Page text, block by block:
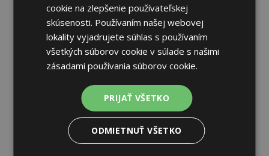
Pneumatiky
Vyberte si kvalitné pneumatikypre bezpečnú,
komfortnú a úspornú jazdu. Na
nájdete široký
výber pneumatík pre rôzne typy vozidiel a jazdných
podmienok.
cookie na zlepšenie používateľskej
skúsenosti. Používaním našej webovej
lokality vyjadrujete súhlas s používaním
všetkých súborov cookie v súlade s našimi
zásadami používania súborov cookie.
PRIJAŤ VŠETKO
ODMIETNUŤ VŠETKO